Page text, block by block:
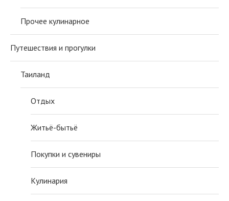
Прочее кулинарное
Путешествия и прогулки
Таиланд
Отдых
Житьё-бытьё
Покупки и сувениры
Кулинария